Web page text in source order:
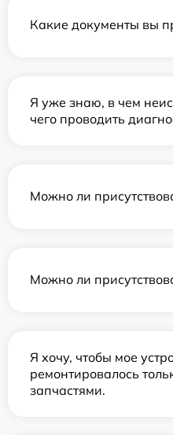
Какие документы вы
Я уже знаю, в чем
чего проводить
Можно ли
Можно ли
Я хочу, чтобы мое
ремонтировалось
запчастями.